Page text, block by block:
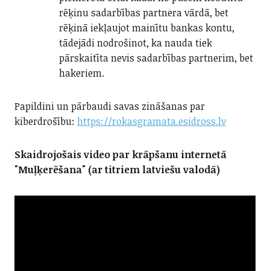
rēķinu sadarbības partnera vārdā, bet
rēķinā iekļaujot mainītu bankas kontu,
tādejādi nodrošinot, ka nauda tiek
pārskaitīta nevis sadarbības partnerim, bet
hakeriem.
Papildini un pārbaudi savas zināšanas par
kiberdrošību: https://rokasgramata.esidross.lv
Skaidrojošais video par krāpšanu internetā
"Muļķerēšana" (ar titriem latviešu valodā)